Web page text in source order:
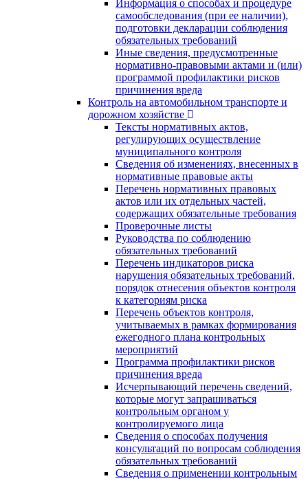
Информация о способах и процедуре
самообследования (при ее наличии),
подготовки декларации соблюдения
обязательных требований
Иные сведения, предусмотренные
нормативно-правовыми актами и (или)
программой профилактики рисков
причинения вреда
Контроль на автомобильном транспорте и
дорожном хозяйстве
Тексты нормативных актов,
регулирующих осуществление
муниципального контроля
Сведения об изменениях, внесенных в
нормативные правовые акты
Перечень нормативных правовых
актов или их отдельных частей,
содержащих обязательные требования
Проверочные листы
Руководства по соблюдению
обязательных требований
Перечень индикаторов риска
нарушения обязательных требований,
порядок отнесения объектов контроля
к категориям риска
Перечень объектов контроля,
учитываемых в рамках формирования
ежегодного плана контрольных
мероприятий
Программа профилактики рисков
причинения вреда
Исчерпывающий перечень сведений,
которые могут запрашиваться
контрольным органом у
контролируемого лица
Сведения о способах получения
консультаций по вопросам соблюдения
обязательных требований
Сведения о применении контрольным